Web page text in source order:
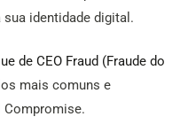
identidade digital.
de CEO Fraud (Fraude do
mais comuns e
Compromise.